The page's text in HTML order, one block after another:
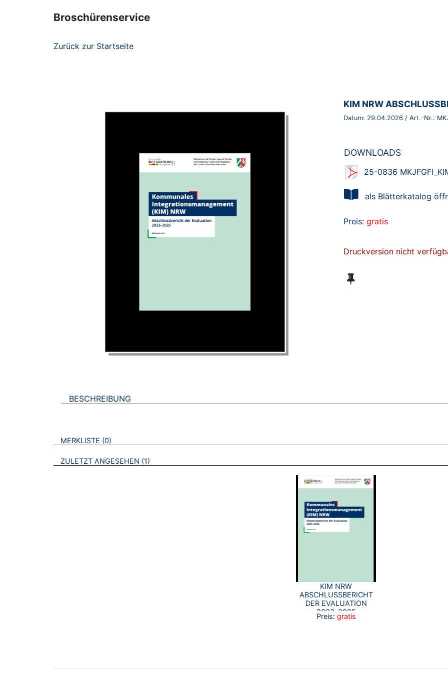
Broschürenservice
Zurück zur Startseite
BROSCHÜRE:
KIM NRW
Datum: 29.04.2026 / Art.-Nr.:
DOWNLOADS
25-0836
als Blätterkatalog
Preis: gratis
Druckversion nicht
BESCHREIBUNG
VERWEISE AUF VERMERKTE- ODER ZULETZT ANGESEHENE BROSCHÜREN
MERKLISTE 0
ZULETZT ANGESEHEN 1
KIM NRW
ABSCHLUSSBERICHT
DER EVALUATION
2023–2025
Preis: gratis